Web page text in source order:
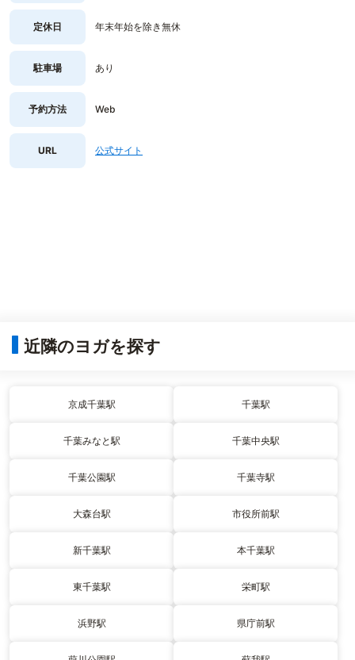
定休日 年末年始を除き無休
駐車場 あり
予約方法 Web
URL 公式サイト
近隣のヨガを探す
京成千葉駅 千葉駅
千葉みなと駅 千葉中央駅
千葉公園駅 千葉寺駅
大森台駅 市役所前駅
新千葉駅 本千葉駅
東千葉駅 栄町駅
浜野駅 県庁前駅